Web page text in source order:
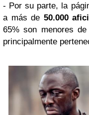
- Por su parte, la
a más de 50.000
65% son menores
principalmente